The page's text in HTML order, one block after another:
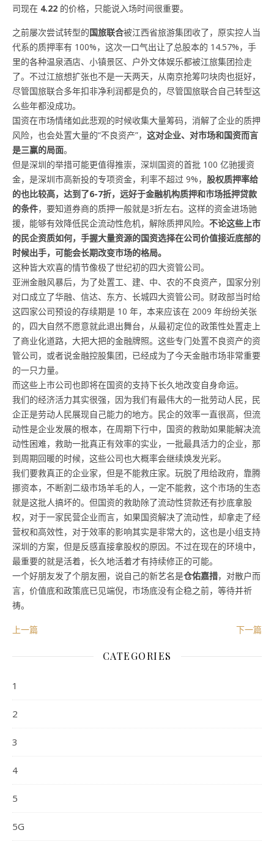
司现在 4.22 的价格，只能说入场时间很重要。
之前屡次尝试转型的国旅联合被江西省旅游集团收了，原实控人当
代系的质押率有 100%，这次一口气出让了总股本的 14.57%，手
里的各种温泉酒店、小镇景区、户外文体娱乐都被江旅集团捡走
了。不过江旅想扩张也不是一天两天，从南京抢筹叼块肉也挺好，
尽管国旅联合多年扣非净利润都是负的，尽管国旅联合自己转型这
么些年都没成功。
国资在市场情绪如此悲观的时候收集大量筹码，消解了企业的质押
风险，也会处置大量的“不良资产”， 这对企业、对市场和国资而言
是三赢的局面。
但是深圳的举措可能更值得推崇，深圳国资的首批 100 亿驰援资
金，是深圳市高新投的专项资金，利率不超过 9%， 股权质押率给
的也比较高，达到了6-7折，远好于金融机构质押和市场抵押贷款
的条件，要知道券商的质押一般就是3折左右。这样的资金进场驰
援，能够有效降低民企流动性危机，解除质押风险。 不论这些上市
的民企资质如何，手握大量资源的国资选择在公司价值接近底部的
时候出手，可能会长期改变市场的格局。
这种皆大欢喜的情节像极了世纪初的四大资管公司。
亚洲金融风暴后，为了处置工、建、中、农的不良资产，国家分别
对口成立了华融、信达、东方、长城四大资管公司。财政部当时给
这四家公司预设的存续期是 10 年，本来应该在 2009 年纷纷关张
的，四大自然不愿意就此退出舞台，从最初定位的政策性处置走上
了商业化道路，大把大把的金融牌照。这些专门处置不良资产的资
管公司，或者说金融控股集团，已经成为了今天金融市场非常重要
的一只力量。
而这些上市公司也即将在国资的支持下长久地改变自身命运。
我们的经济活力其实很强，因为我们有最伟大的一批劳动人民，民
企正是劳动人民展现自己能力的地方。民企的效率一直很高，但流
动性是企业发展的根本，在周期下行中，国资的救助如果能解决流
动性困难，救助一批真正有效率的实业，一批最具活力的企业，那
到周期回暖的时候，这些公司也大概率会继续焕发光彩。
我们要救真正的企业家，但是不能救庄家。玩脱了甩给政府，靠腾
挪资本，不断割二级市场羊毛的人，一定不能救，这个市场的生态
就是这批人搞坏的。但国资的救助除了流动性贷款还有抄底拿股
权，对于一家民营企业而言，如果国资解决了流动性，却拿走了经
营权和高效性，对于效率的影响其实是非常大的，这也是小组支持
深圳的方案，但是反感直接拿股权的原因。不过在现在的环境中，
最重要的就是活着，长久地活着才有持续修正的可能。
一个好朋友发了个朋友圈，说自己的新艺名是仓佑嘉措，对散户而
言，价值底和政策底已见端倪，市场底没有企稳之前，等待并祈
祷。
上一篇 下一篇
CATEGORIES
1
2
3
4
5
5G